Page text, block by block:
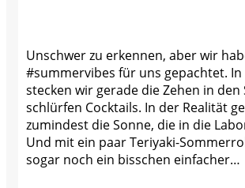
Unschwer zu erkennen, aber wir
#summervibes für uns gepachtet. In
stecken wir gerade die Zehen in den
schlürfen Cocktails. In der Realität
zumindest die Sonne, die in die
Und mit ein paar Teriyaki-
sogar noch ein bisschen einfacher…